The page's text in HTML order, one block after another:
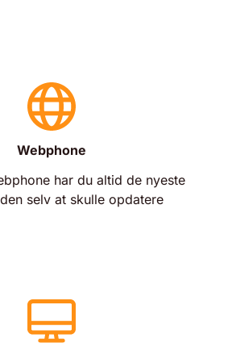
Webphone
har du altid de nyeste
selv at skulle opdatere